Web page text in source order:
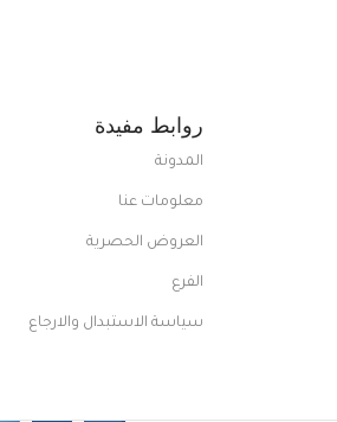
روابط مفيدة
المدونة
معلومات عنا
العروض الحصرية
الفرع
سياسة الاستبدال والارجاع